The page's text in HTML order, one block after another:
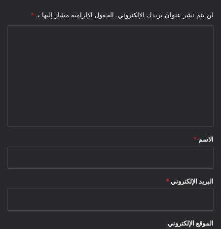
لن يتم نشر عنوان بريدك الإلكتروني. الحقول الإلزامية مشار إليها بـ *
*
الاسم *
البريد الإلكتروني *
الموقع الإلكتروني